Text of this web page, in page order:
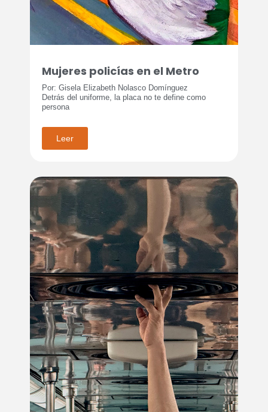
Mujeres policías en el Metro
Por: Gisela Elizabeth Nolasco Domínguez
Detrás del uniforme, la placa no te define como
persona
Leer